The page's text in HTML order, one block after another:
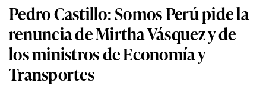
Pedro Castillo: Somos Perú pide la
renuncia de Mirtha Vásquez y de
los ministros de Economía y
Transportes